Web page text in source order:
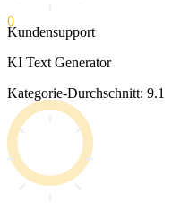
0
Kundensupport
KI Text Generator
Kategorie-Durchschnitt: 9.1